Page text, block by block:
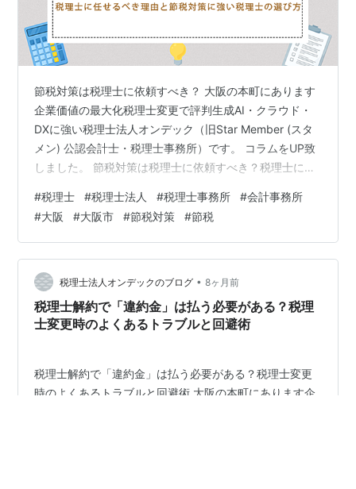
節税対策は税理士に依頼すべき？ 大阪の本町にあります
企業価値の最大化税理士変更で評判生成AI・クラウド・
DXに強い税理士法人オンデック（旧Star Member (スタ
メン) 公認会計士・税理士事務所）です。 コラムをUP致
しました。 節税対策は税理士に依頼すべき？税理士に任
いうテーマで解説しております。 stamen.jp ぜひご一読
下さい！！ 大阪の税理士| 企業価値最大化なら税理士法
人オンデック
#税理士 #税理士法人 #税理士事務所 #会計事務所
#大阪 #大阪市 #節税対策 #節税
税理士法人オンデックのブログ • 8ヶ月前
税理士解約で「違約金」は払う必要がある？税理
士変更時のよくあるトラブルと回避術